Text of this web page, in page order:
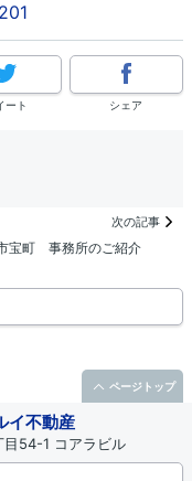
ート シェア
次の記事
宝町 事務所のご紹介
イ不動産
54-1 コアラビル
ページトップ